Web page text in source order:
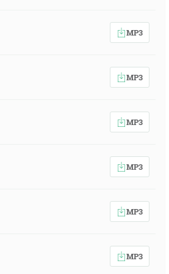
MP3
MP3
MP3
MP3
MP3
MP3